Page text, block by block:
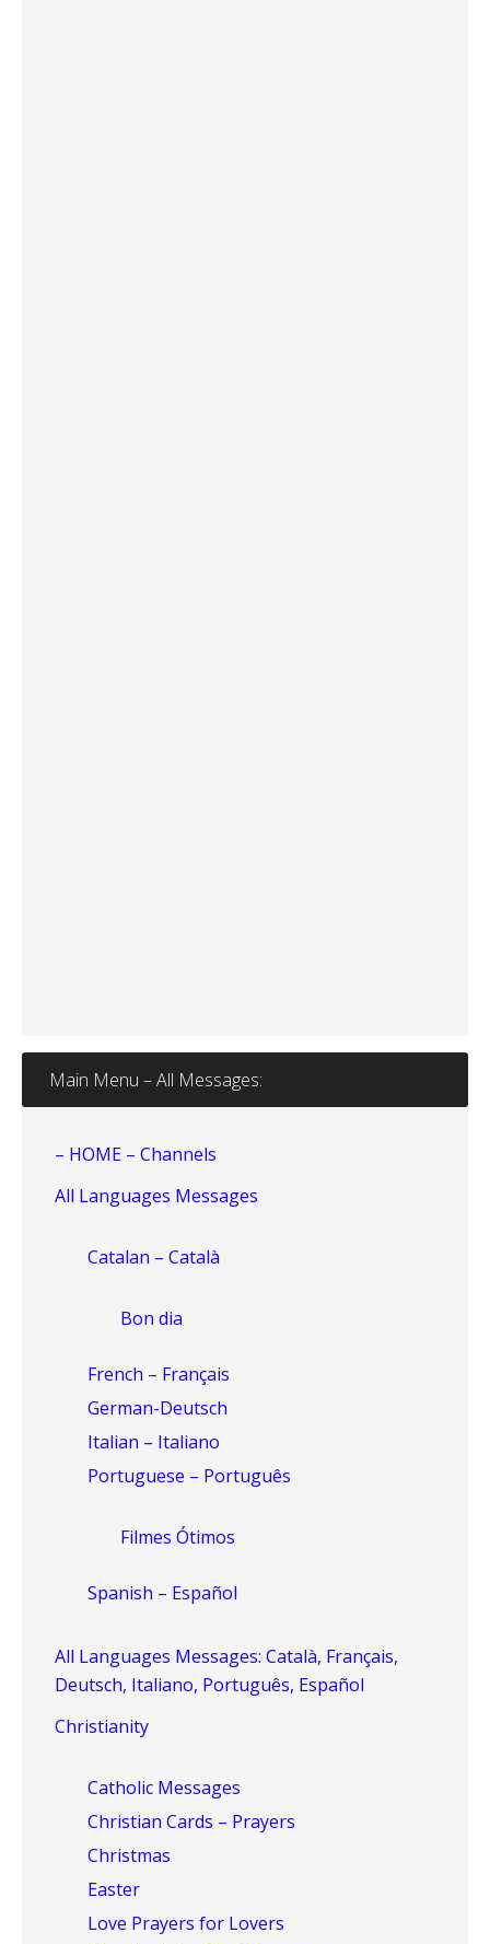
Main Menu – All Messages:
– HOME – Channels
All Languages Messages
Catalan – Català
Bon dia
French – Français
German-Deutsch
Italian – Italiano
Portuguese – Português
Filmes Ótimos
Spanish – Español
All Languages Messages: Català, Français,
Deutsch, Italiano, Português, Español
Christianity
Catholic Messages
Christian Cards – Prayers
Christmas
Easter
Love Prayers for Lovers